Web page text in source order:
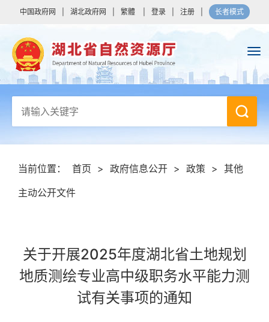
中国政府网 湖北政府网 繁體 登录 注册 长者模式
当前位置： 首页 > 政府信息公开 > 政策 > 其他
主动公开文件
关于开展2025年度湖北省土地规划
地质测绘专业高中级职务水平能力测
试有关事项的通知